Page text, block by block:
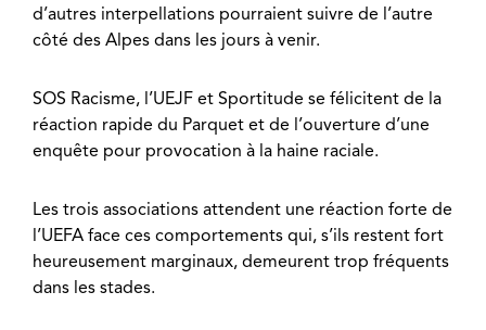
d’autres interpellations pourraient suivre de l’autre
côté des Alpes dans les jours à venir.
SOS Racisme, l’UEJF et Sportitude se félicitent de la
réaction rapide du Parquet et de l’ouverture d’une
enquête pour provocation à la haine raciale.
Les trois associations attendent une réaction forte de
l’UEFA face ces comportements qui, s’ils restent fort
heureusement marginaux, demeurent trop fréquents
dans les stades.